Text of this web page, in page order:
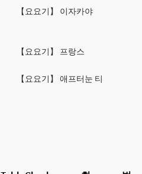
【요요기】 이자카야
【요요기】 프랑스
【요요기】 애프터눈 티